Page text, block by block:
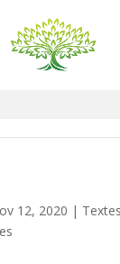
12, 2020 |